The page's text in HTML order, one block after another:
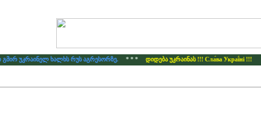
უკრაინელ ხალხს რუს აგრესორზე.* * * დიდება უკრაინას !!! Сла́ва Украї́ні !!!